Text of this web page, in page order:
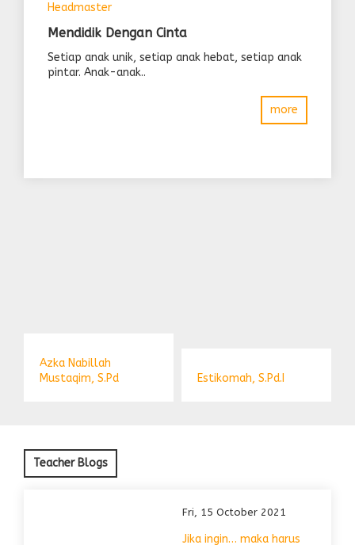
Headmaster
Mendidik Dengan Cinta
Setiap anak unik, setiap anak hebat, setiap anak
pintar. Anak-anak..
more
Azka Nabillah
Mustaqim, S.Pd
Estikomah, S.Pd.I
Teacher Blogs
Fri, 15 October 2021
Jika ingin… maka harus